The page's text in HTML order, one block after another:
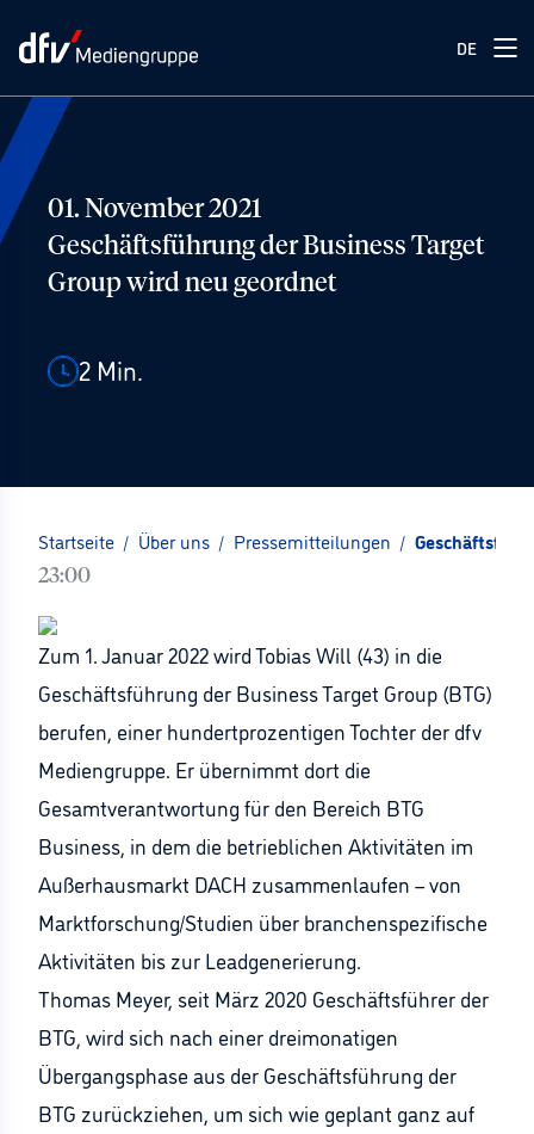
DE
01. November 2021
Geschäftsführung der Business Target
Group wird neu geordnet
2 Min.
Startseite / Über uns / Pressemitteilungen /
23:00
Zum 1. Januar 2022 wird Tobias Will (43) in die
Geschäftsführung der Business Target Group (BTG)
berufen, einer hundertprozentigen Tochter der dfv
Mediengruppe. Er übernimmt dort die
Gesamtverantwortung für den Bereich BTG
Business, in dem die betrieblichen Aktivitäten im
Außerhausmarkt DACH zusammenlaufen – von
Marktforschung/Studien über branchenspezifische
Aktivitäten bis zur Leadgenerierung.
Thomas Meyer, seit März 2020 Geschäftsführer der
BTG, wird sich nach einer dreimonatigen
Übergangsphase aus der Geschäftsführung der
BTG zurückziehen, um sich wie geplant ganz auf